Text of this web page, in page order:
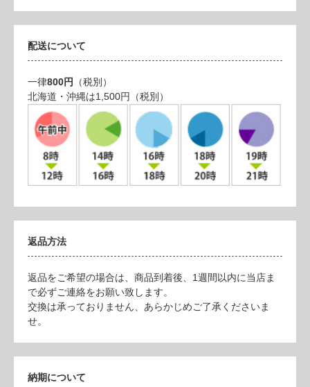
配送について
一律800円
（税別）
北海道・沖縄は1,500円（税別）
返品方法
返品をご希望の場合は、商品到着後、1週間以内に当店ま
で必ずご連絡をお願い致します。
交換は承っておりません、あらかじめご了承くださいま
せ。
納期について